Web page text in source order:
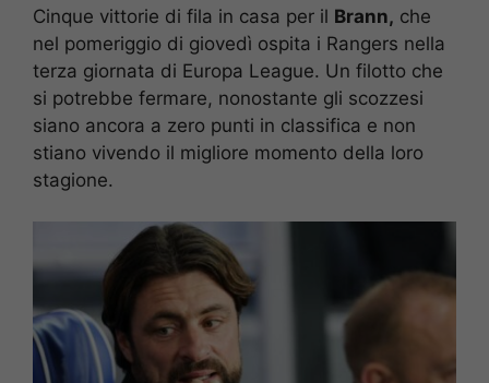
Cinque vittorie di fila in casa per il Brann, che
nel pomeriggio di giovedì ospita i Rangers nella
terza giornata di Europa League. Un filotto che
si potrebbe fermare, nonostante gli scozzesi
siano ancora a zero punti in classifica e non
stiano vivendo il migliore momento della loro
stagione.